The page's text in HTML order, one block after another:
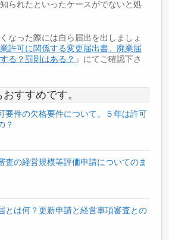
られたといったケースがでないと処
なった際には自ら届出を出しましょ
許可に関係する変更届出書、廃業届
る？罰則はある？ 』にてご確認下さ
すすめです。
要件の欠格要件について。５年は許可
？
査の経営規模等評価申請についてのま
とは何？更新申請と経営事項審査との